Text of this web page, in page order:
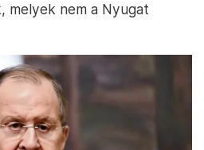
melyek nem a Nyugat